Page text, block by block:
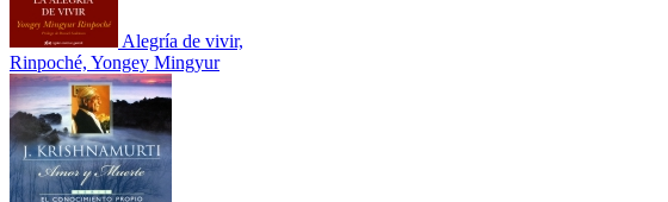
Alegría de vivir,
Rinpoché, Yongey Mingyur